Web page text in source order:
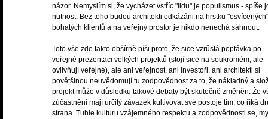
názor. Nemyslím si, že vycházet vstříc "lidu" je populismus - spíše
nutnost. Bez toho budou architekti odkázáni na hrstku "osvícených"
bohatých klientů a na veřejný prostor je nikdo nenechá sáhnout.
Toto vše zde takto obšírně píši proto, že sice vzrůstá poptávka po
veřejné prezentaci velkých projektů (stojí sice na soukromém, ale
ovlivňují veřejné), ale ani veřejnost, ani investoři, ani architekti si
povětšinou neuvědomují tu zodpovědnost za to, že nákladný a
projekt může v důsledku takové debaty být skutečně změněn. Že
zúčastnění mají určitý závazek kultivovat své postoje tím, co říká
strana. Tuhle kulturu vzájemného respektu a zodpovědnosti se,